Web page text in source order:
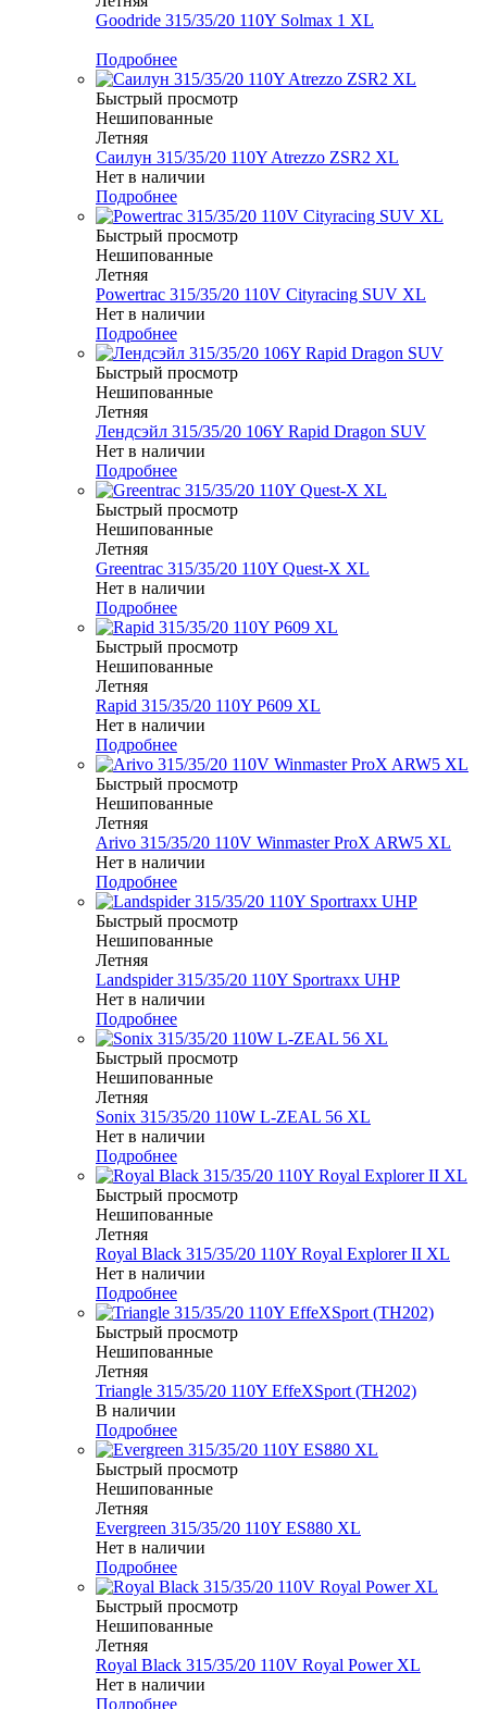
Goodride 315/35/20 110Y Solmax 1 XL
Подробнее
Быстрый просмотр
Нешипованные
Летняя
Саилун 315/35/20 110Y Atrezzo ZSR2 XL
Нет в наличии
Подробнее
Быстрый просмотр
Нешипованные
Летняя
Powertrac 315/35/20 110V Cityracing SUV XL
Нет в наличии
Подробнее
Быстрый просмотр
Нешипованные
Летняя
Лендсэйл 315/35/20 106Y Rapid Dragon SUV
Нет в наличии
Подробнее
Быстрый просмотр
Нешипованные
Летняя
Greentrac 315/35/20 110Y Quest-X XL
Нет в наличии
Подробнее
Быстрый просмотр
Нешипованные
Летняя
Rapid 315/35/20 110Y P609 XL
Нет в наличии
Подробнее
Быстрый просмотр
Нешипованные
Летняя
Arivo 315/35/20 110V Winmaster ProX ARW5 XL
Нет в наличии
Подробнее
Быстрый просмотр
Нешипованные
Летняя
Landspider 315/35/20 110Y Sportraxx UHP
Нет в наличии
Подробнее
Быстрый просмотр
Нешипованные
Летняя
Sonix 315/35/20 110W L-ZEAL 56 XL
Нет в наличии
Подробнее
Быстрый просмотр
Нешипованные
Летняя
Royal Black 315/35/20 110Y Royal Explorer II XL
Нет в наличии
Подробнее
Быстрый просмотр
Нешипованные
Летняя
Triangle 315/35/20 110Y EffeXSport (TH202)
В наличии
Подробнее
Быстрый просмотр
Нешипованные
Летняя
Evergreen 315/35/20 110Y ES880 XL
Нет в наличии
Подробнее
Быстрый просмотр
Нешипованные
Летняя
Royal Black 315/35/20 110V Royal Power XL
Нет в наличии
Подробнее